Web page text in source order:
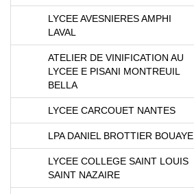
LYCEE AVESNIERES AMPHI
LAVAL
ATELIER DE VINIFICATION AU
LYCEE E PISANI MONTREUIL
BELLA
LYCEE CARCOUET NANTES
LPA DANIEL BROTTIER BOUAYE
LYCEE COLLEGE SAINT LOUIS
SAINT NAZAIRE